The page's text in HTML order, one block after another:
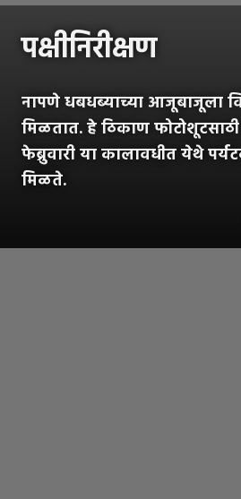
पक्षीनिरीक्षण
नापणे धबधब्याच्या आजूबाजूला
मिळतात. हे ठिकाण
फेब्रुवारी या कालावधीत येथे
मिळते.